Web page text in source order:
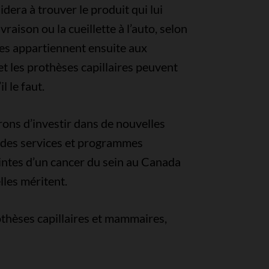
à trouver le produit qui lui
ou la cueillette à l’auto, selon
appartiennent ensuite aux
les prothèses capillaires peuvent
le faut.
d’investir dans de nouvelles
services et programmes
d’un cancer du sein au Canada
méritent.
capillaires et mammaires,